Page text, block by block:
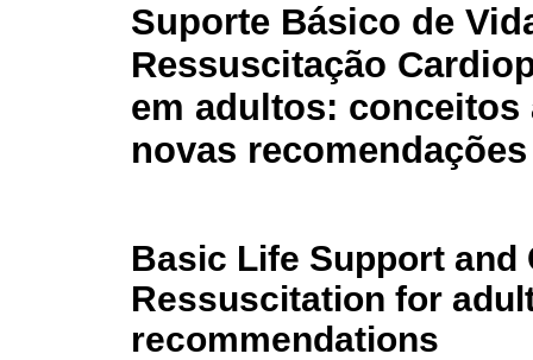
Suporte Básico de
Ressuscitação
em adultos: conceitos
novas recomendações
Basic Life Support and
Ressuscitation for
recommendations